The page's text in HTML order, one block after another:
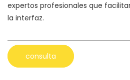
expertos profesionales que
la interfaz.
consulta